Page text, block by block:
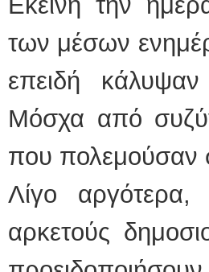
των μέσων
επειδή
Μόσχα από
που πολεμούσαν
Λίγο αργότερα,
αρκετούς